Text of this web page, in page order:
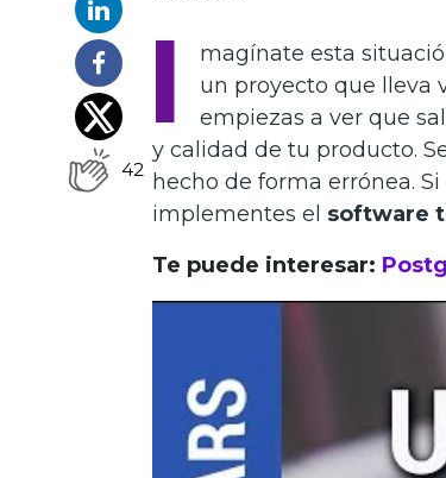
42
I
magínate esta
un proyecto que lleva
empiezas a ver que
y calidad de tu producto.
hecho de forma errónea.
implementes el software
Te puede interesar: